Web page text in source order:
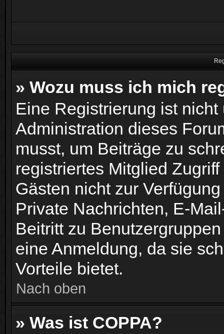
» Wozu muss ich mich
Eine Registrierung ist
Administration dieses
musst, um Beiträge zu
registriertes Mitglied
Gästen nicht zur
Private Nachrichten, E-
Beitritt zu
eine Anmeldung, da sie
Vorteile bietet.
Nach oben
» Was ist COPPA?